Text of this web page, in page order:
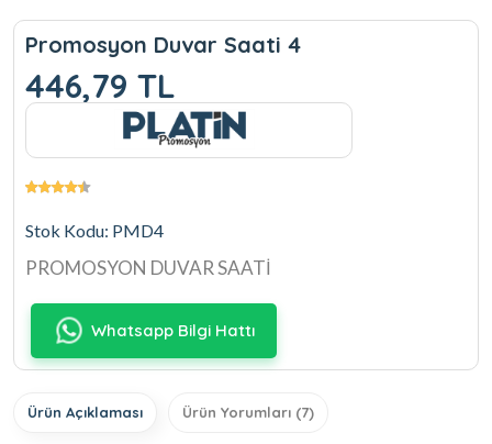
Promosyon Duvar Saati 4
446,79 TL
Stok Kodu: PMD4
PROMOSYON DUVAR SAATİ
Whatsapp Bilgi Hattı
Ürün Açıklaması Ürün Yorumları (7)